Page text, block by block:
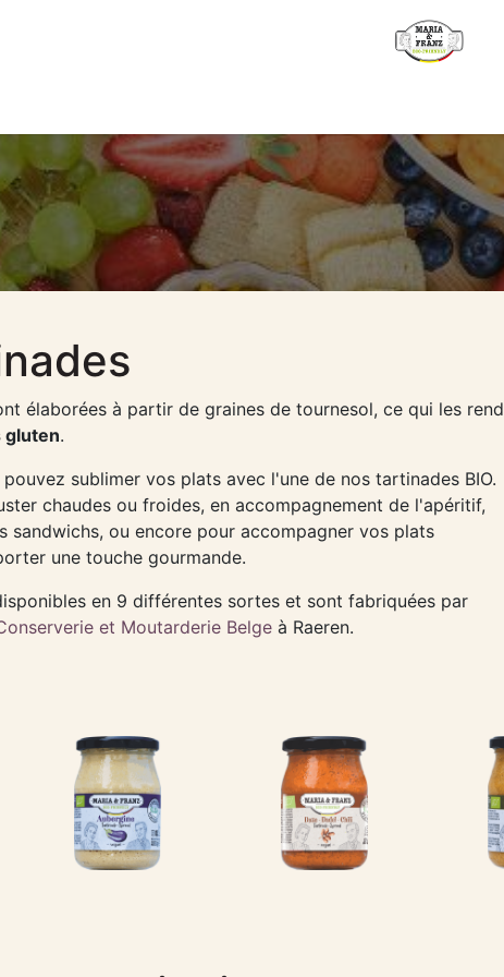
élaborées à partir de graines de tournesol, ce qui les rend
gluten.
sublimer vos plats avec l'une de nos tartinades BIO.
chaudes ou froides, en accompagnement de l'apéritif,
sandwichs, ou encore pour accompagner vos plats
une touche gourmande.
en 9 différentes sortes et sont fabriquées par
et Moutarderie Belge à Raeren.